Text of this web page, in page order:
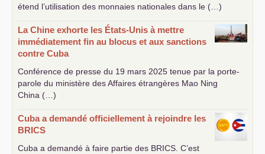
étend l’utilisation des monnaies nationales dans le (…)
La Chine exhorte les États-Unis à mettre
immédiatement fin au blocus et aux sanctions
contre Cuba
Conférence de presse du 19 mars 2025 tenue par la porte-
parole du ministère des Affaires étrangères Mao Ning
China (…)
Cuba a demandé officiellement à rejoindre les
BRICS
Cuba a demandé à faire partie des BRICS . C’est